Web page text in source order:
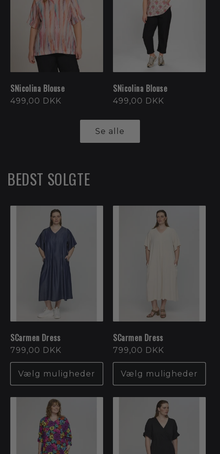
SNicolina Blouse
Normalpris
499,00 DKK
SNicolina Blouse
Normalpris
499,00 DKK
Se alle
BEDST SOLGTE
SCarmen Dress
Normalpris
799,00 DKK
Vælg muligheder
SCarmen Dress
Normalpris
799,00 DKK
Vælg muligheder